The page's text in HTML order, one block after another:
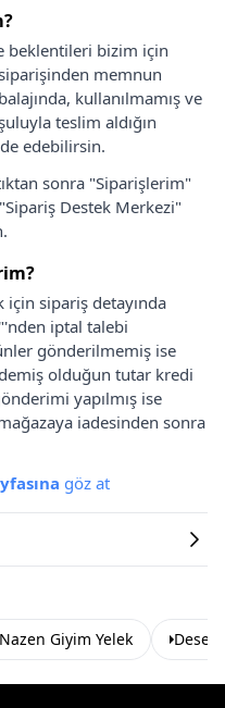
beklentileri bizim için
memnun
kullanılmamış ve
teslim aldığın
edebilirsin.
sonra "Siparişlerim"
Destek Merkezi"
sipariş detayında
iptal talebi
gönderilmemiş ise
olduğun tutar kredi
yapılmış ise
iadesinden sonra
göz at
Nazen Giyim Yelek Desen